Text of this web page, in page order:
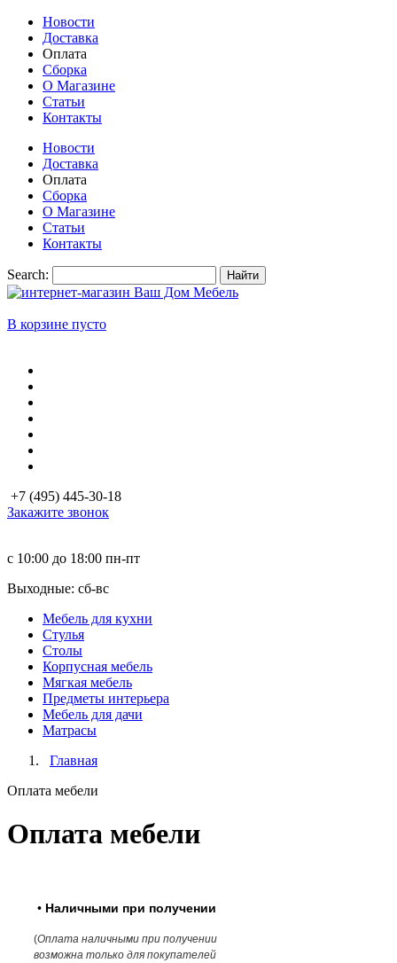
Новости
Доставка
Оплата
Сборка
О Магазине
Статьи
Контакты
Новости
Доставка
Оплата
Сборка
О Магазине
Статьи
Контакты
Search: Найти
В корзине пусто
+7 (495) 445-30-18
Закажите звонок
с 10:00 до 18:00 пн-пт
Выходные: сб-вc
Мебель для кухни
Стулья
Столы
Корпусная мебель
Мягкая мебель
Предметы интерьера
Мебель для дачи
Матраcы
Главная
Оплата мебели
Оплата мебели
• Наличными при получении
(Оплата наличными при получении
возможна только для покупателей